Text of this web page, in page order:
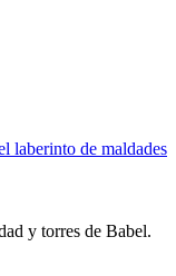
laberinto de maldades
y torres de Babel.